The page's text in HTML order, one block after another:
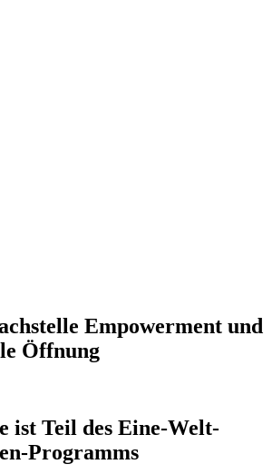
Empowerment und
Öffnung
ist Teil des Eine-Welt-
Programms